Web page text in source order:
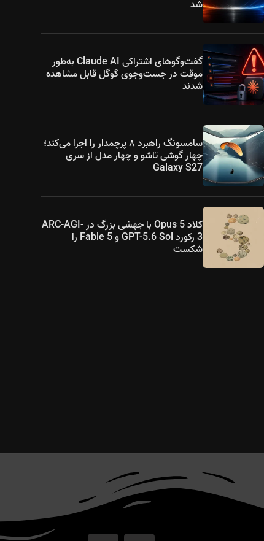
شد
گفت‌وگوهای اشتراکی Claude AI به‌طور
موقت در جست‌وجوی گوگل قابل مشاهده
شدند
سامسونگ راهبرد ۸ پرچمدار را اجرا می‌کند؛
چهار گوشی تاشو و چهار مدل از سری
Galaxy S27
کلاد Opus 5 با جهشی بزرگ در ARC-AGI-
3 رکورد GPT-5.6 Sol و Fable 5 را
شکست